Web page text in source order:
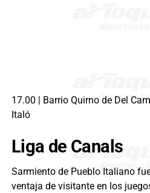
17.00 | Barrio Quirno de Del
Italó
Liga de Canals
Sarmiento de Pueblo Italiano
ventaja de visitante en los